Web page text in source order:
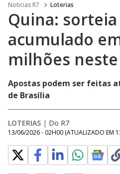
Noticias R7 Loterias
Quina:
acumulado
milhões
Apostas podem ser feitas
de Brasília
LOTERIAS | Do R7
13/06/2026 - 02H00 (ATUALIZADO EM